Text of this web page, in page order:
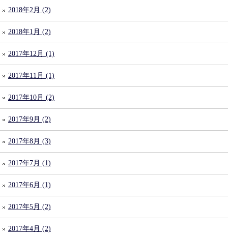
2018年2月 (2)
2018年1月 (2)
2017年12月 (1)
2017年11月 (1)
2017年10月 (2)
2017年9月 (2)
2017年8月 (3)
2017年7月 (1)
2017年6月 (1)
2017年5月 (2)
2017年4月 (2)